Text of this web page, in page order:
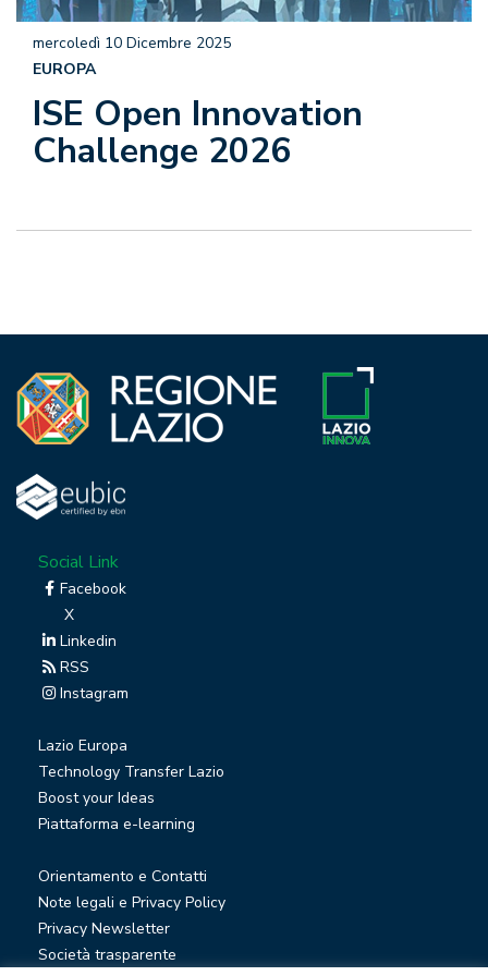
ISE Open Innovation
Challenge 2026
mercoledì 10 Dicembre 2025
EUROPA
Social Link
Facebook
X
Linkedin
RSS
Instagram
Lazio Europa
Technology Transfer Lazio
Boost your Ideas
Piattaforma e-learning
Orientamento e Contatti
Note legali e Privacy Policy
Privacy Newsletter
Società trasparente